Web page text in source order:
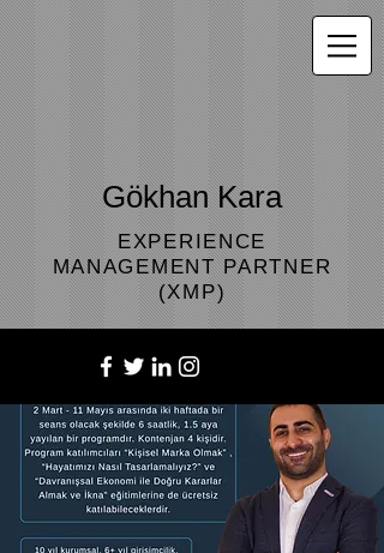
Gökhan Kara
EXPERIENCE
MANAGEMENT PARTNER
(XMP)